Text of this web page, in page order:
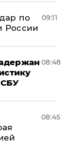
по
России
09:11
СБУ
08:48
08:45